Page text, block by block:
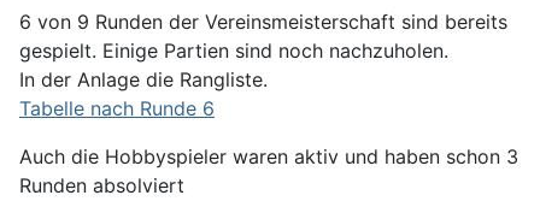
6 von 9 Runden der Vereinsmeisterschaft sind bereits
gespielt. Einige Partien sind noch nachzuholen.
In der Anlage die Rangliste.
Tabelle nach Runde 6
Auch die Hobbyspieler waren aktiv und haben schon 3
Runden absolviert